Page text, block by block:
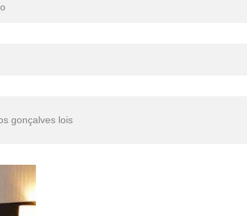
Artístico)
Biryulina Vita
Más Bellas del Mundo
gonçalves lois